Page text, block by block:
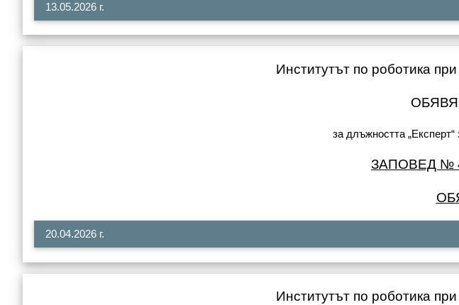
13.05.2026 г.
Институтът по роботика
за длъжността
ЗАПОВЕД №
20.04.2026 г.
Институтът по роботика